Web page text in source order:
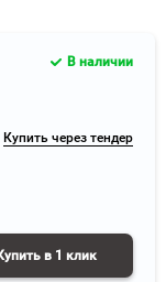
Купить через тендер
Купить в 1 клик
В наличии